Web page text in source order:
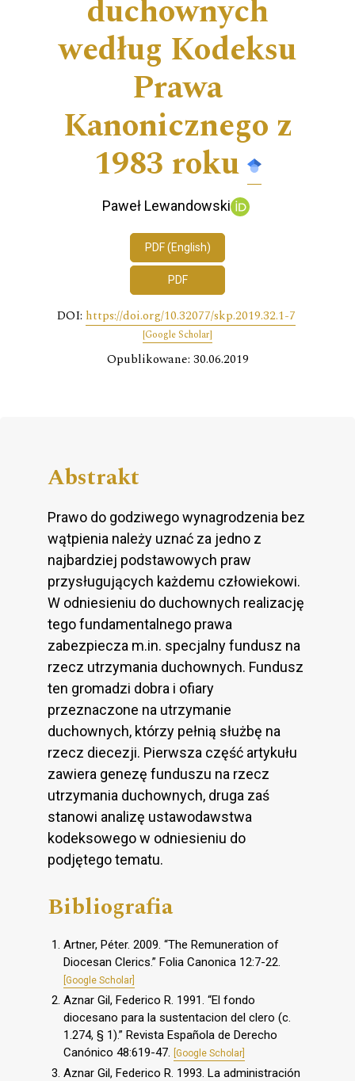
duchownych
według Kodeksu
Prawa
Kanonicznego z
1983 roku
Paweł Lewandowski
PDF (English)
PDF
DOI: https://doi.org/10.32077/skp.2019.32.1-7
[Google Scholar]
Opublikowane: 30.06.2019
Abstrakt
Prawo do godziwego wynagrodzenia bez
wątpienia należy uznać za jedno z
najbardziej podstawowych praw
przysługujących każdemu człowiekowi.
W odniesieniu do duchownych realizację
tego fundamentalnego prawa
zabezpiecza m.in. specjalny fundusz na
rzecz utrzymania duchownych. Fundusz
ten gromadzi dobra i ofiary
przeznaczone na utrzymanie
duchownych, którzy pełnią służbę na
rzecz diecezji. Pierwsza część artykułu
zawiera genezę funduszu na rzecz
utrzymania duchownych, druga zaś
stanowi analizę ustawodawstwa
kodeksowego w odniesieniu do
podjętego tematu.
Bibliografia
Artner, Péter. 2009. “The Remuneration of
Diocesan Clerics.” Folia Canonica 12:7-22.
[Google Scholar]
Aznar Gil, Federico R. 1991. “El fondo
diocesano para la sustentacion del clero (c.
1.274, § 1).” Revista Española de Derecho
Canónico 48:619-47. [Google Scholar]
Aznar Gil, Federico R. 1993. La administración